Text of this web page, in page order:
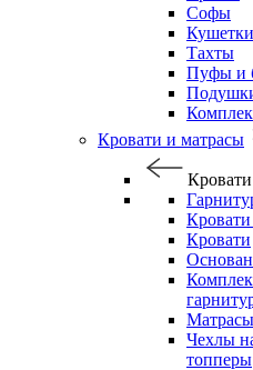
Софы
Кушетки
Тахты
Пуфы и
Кровати и матрасы
Кровати
Кровати
Матрасы
Чехлы
топперы